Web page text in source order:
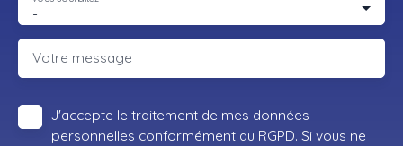
-
Votre message
J'accepte le traitement de mes données
personnelles conformément au RGPD. Si vous ne